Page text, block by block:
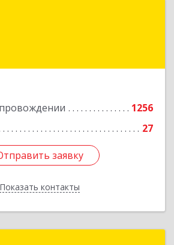
1256
27
заявку
Показать контакты
Респ, Петрозаводск г, Красная
заявку
Назад